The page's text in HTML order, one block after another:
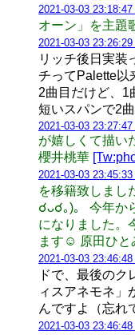
2021-03-03
オーン」を主題
2021-03-03
リッチ後日実装
チってPalette
2曲目だけど、1
短いスパンで2
2021-03-03
が嬉しくて描い
櫻井桃華
2021-03-03
を移籍致しまし
☌ᴗ☌｡)。 今年か
になりました。
ます☺️ 原田ひと
2021-03-03
ドで、最後のク
ィスアネモネ」
んですよ（忘れ
2021-03-03